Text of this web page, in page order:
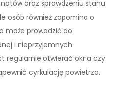
oraz sprawdzeniu stanu
osób również zapomina o
może prowadzić do
i nieprzyjemnych
regularnie otwierać okna czy
cyrkulację powietrza.